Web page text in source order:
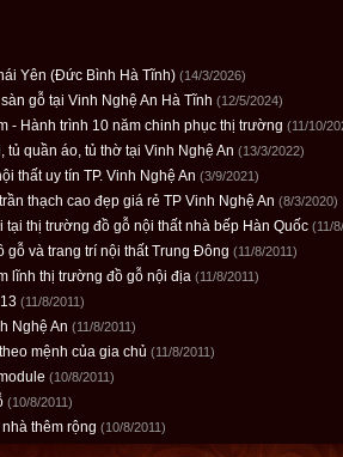
Yên (Đức Bình Hà Tĩnh) (14/3/2026)
gỗ tại Vinh Nghệ An Hà Tĩnh (12/5/2024)
- Hành trình 10 năm chinh phục thị trường (11/10/
tủ quần áo, tủ thờ tại Vinh Nghệ An (13/3/2022)
thất uy tín TP. Vinh Nghệ An (3/9/2021)
thạch cao đẹp giá rẻ TP Vinh Nghệ An (8/3/2020)
thị trường đồ gỗ nội thất nhà bếp Hàn Quốc (11/
gỗ và trang trí nội thất Trung Đông (11/8/2011)
lĩnh thị trường đồ gỗ nội địa (11/8/2011)
(11/8/2011)
Nghệ An (11/8/2011)
mệnh của gia chủ (11/8/2011)
(10/8/2011)
(10/8/2011)
thêm rộng (10/8/2011)